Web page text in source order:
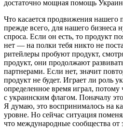
достаточно мощная помощь
Что касается продвижения нашего
прежде всего, для нашего бизнеса
спроса. Если он есть, то продукт
нет — на полки тебя никто не
ритейлеры пробуют продукт,
продукт, они продолжают
партнерами. Если нет, значит
продукт не будет. Играет ли роль
определенное время играл, потому
с украинским флагом. Поначалу
Я думаю, это воспринималось на
уровне. Но сейчас ситуация
что международные сообщества от